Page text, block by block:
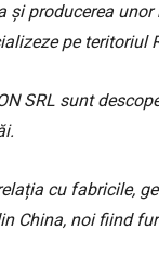
producerea
pe teritoriul
SRL sunt
cu fabricile,
China, noi fiind